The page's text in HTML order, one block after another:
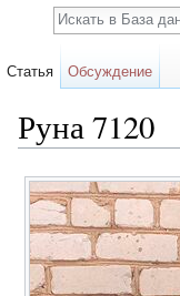
Руна 7120
Карточка
собаки
Статья Обсуждение
Поиск